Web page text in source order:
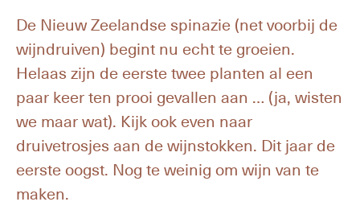
De Nieuw Zeelandse spinazie (net voorbij de
wijndruiven) begint nu echt te groeien.
Helaas zijn de eerste twee planten al een
paar keer ten prooi gevallen aan … (ja, wisten
we maar wat). Kijk ook even naar
druivetrosjes aan de wijnstokken. Dit jaar de
eerste oogst. Nog te weinig om wijn van te
maken.